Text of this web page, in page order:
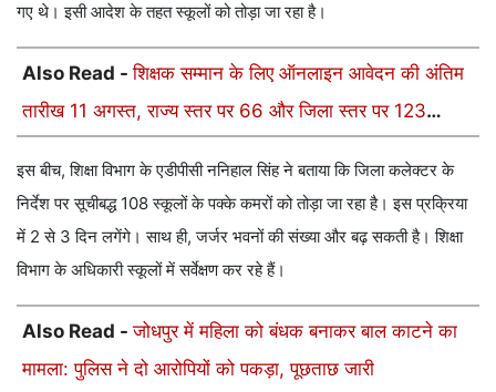
गए थे। इसी आदेश के तहत स्कूलों को तोड़ा जा रहा है।
Also Read -शिक्षक सम्मान के लिए ऑनलाइन आवेदन की अंतिम
तारीख 11 अगस्त, राज्य स्तर पर 66 और जिला स्तर पर 123
इस बीच, शिक्षा विभाग के एडीपीसी ननिहाल सिंह ने बताया कि जिला कलेक्टर के
निर्देश पर सूचीबद्ध 108 स्कूलों के पक्के कमरों को तोड़ा जा रहा है। इस प्रक्रिया
में 2 से 3 दिन लगेंगे। साथ ही, जर्जर भवनों की संख्या और बढ़ सकती है। शिक्षा
विभाग के अधिकारी स्कूलों में सर्वेक्षण कर रहे हैं।
Also Read -जोधपुर में महिला को बंधक बनाकर बाल काटने का
मामला: पुलिस ने दो आरोपियों को पकड़ा, पूछताछ जारी